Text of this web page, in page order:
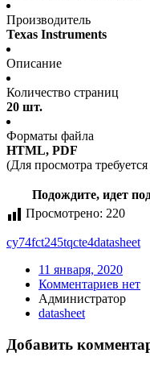
Производитель
Texas Instruments
Описание
Количество страниц
20 шт.
Форматы файла
HTML, PDF
(Для просмотра
Подождите, идет
Просмотрено: 220
cy74fct245tqcte4datasheet
11 января, 2020
Комментариев нет
Администратор
datasheet
Добавить